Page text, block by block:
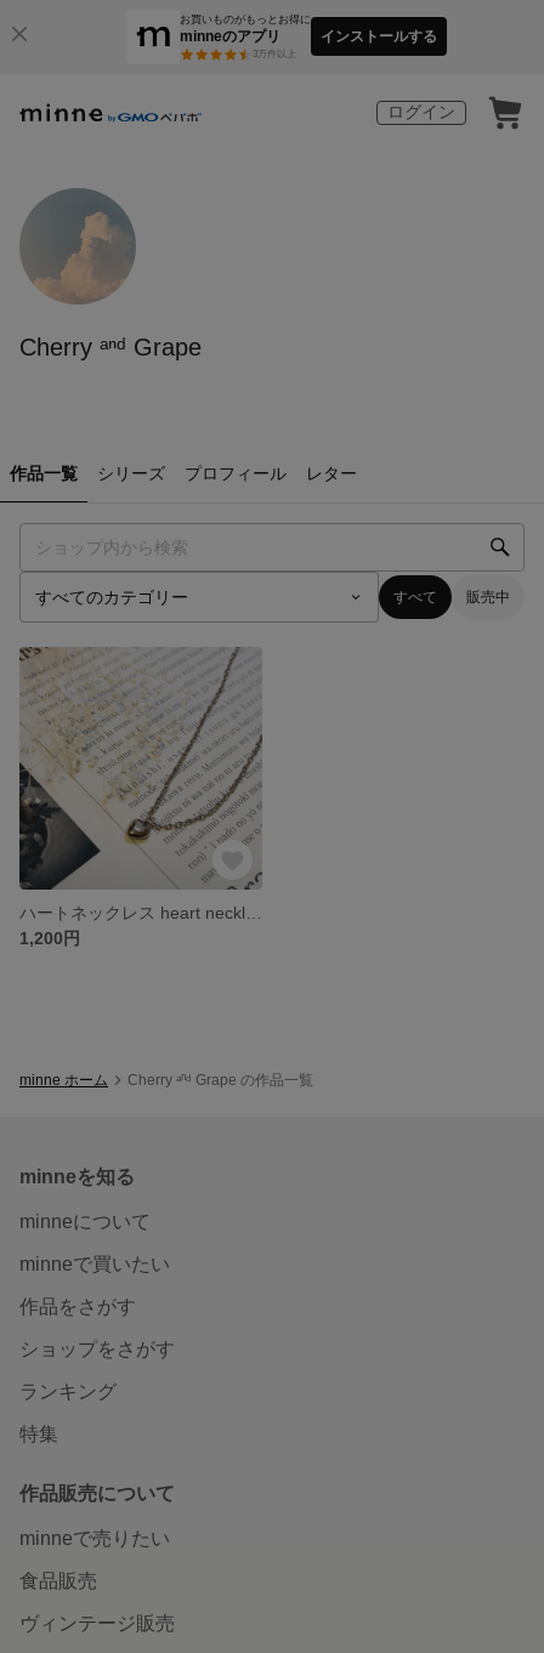
お買いものがもっとお得に
minneのアプリ
3万件以上
インストールする
ログイン
Cherry ᵃⁿᵈ Grape
作品一覧 シリーズ プロフィール レター
すべて 販売中
1,200円
minne ホーム Cherry ᵃⁿᵈ Grape の作品一覧
minneを知る
minneについて
minneで買いたい
作品をさがす
ショップをさがす
ランキング
特集
作品販売について
minneで売りたい
食品販売
ヴィンテージ販売